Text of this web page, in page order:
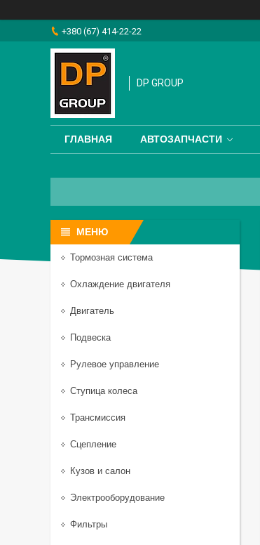
+380 (67) 414-22-22
DP GROUP
ГЛАВНАЯ АВТОЗАПЧАСТИ
Тормозная система
Охлаждение двигателя
Двигатель
Подвеска
Рулевое управление
Ступица колеса
Трансмиссия
Сцепление
Кузов и салон
Электрооборудование
Фильтры